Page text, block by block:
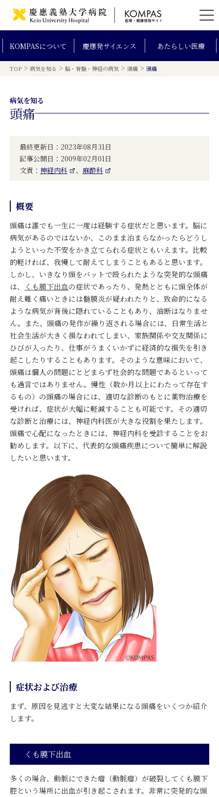
KOMPASについて 慶應発サイエンス あたらしい医療
TOP > 病気を知る > 脳・脊髄・神経の病気 > 頭痛 > 頭痛
病気を知る
頭痛
最終更新日：2023年08月31日
記事公開日：2009年02月01日
文責： 神経内科 、 麻酔科
概要
頭痛は誰でも一生に一度は経験する症状だと思います。脳に
病気があるのではないか、このまま治まらなかったらどうし
ようといった不安をかき立てられる症状ともいえます。比較
的軽ければ、我慢して耐えてしまうこともあると思います。
しかし、いきなり頭をバットで殴られたような突発的な頭痛
は、
くも膜下出血の症状であったり、発熱とともに頭全体が
耐え難く痛いときには髄膜炎が疑われたりと、致命的になる
ような病気が背後に隠れていることもあり、油断はなりませ
ん。また、頭痛の発作が繰り返される場合には、日常生活と
社会生活が大きく損なわれてしまい、家族関係や交友関係に
ひびが入ったり、仕事がうまくいかずに経済的な損失を引き
起こしたりすることもあります。そのような意味において、
頭痛は個人の問題にとどまらず社会的な問題であるといって
も過言ではありません。慢性（数か月以上にわたって存在す
るもの）の頭痛の場合には、適切な診断のもとに薬物治療を
受ければ、症状が大幅に軽減することも可能です。その適切
な診断と治療には、神経内科医が大きな役割を果たします。
頭痛で心配になったときには、神経内科を受診することをお
勧めします。以下に、代表的な頭痛疾患について簡単に解説
したいと思います。
症状および治療
まず、原因を見逃すと大変な結果になる頭痛をいくつか紹介
します。
くも膜下出血
多くの場合、動脈にできた瘤（動脈瘤）が破裂してくも膜下
腔という場所に出血が引き起こされます。非常に突発的な頭